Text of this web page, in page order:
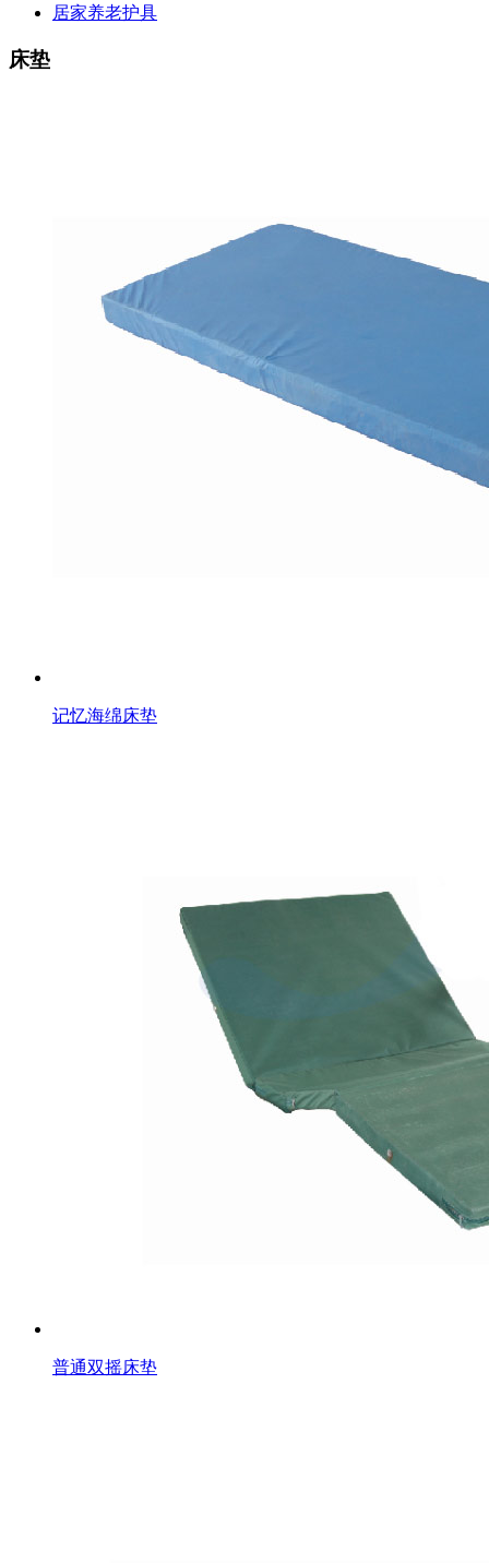
居家养老护具
床垫
记忆海绵床垫
普通双摇床垫